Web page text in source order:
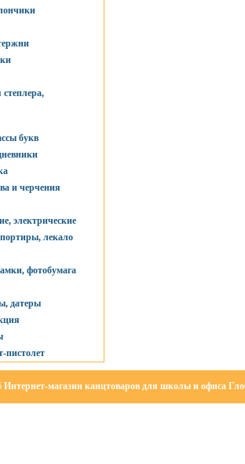
букв
и черчения
электрические
лекало
фотобумага
датеры
пистолет
Интернет-магазин канцтоваров для школы и офиса